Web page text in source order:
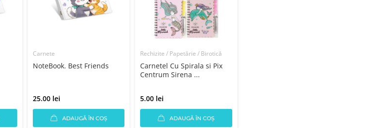
Carnete
NoteBook. Best Friends
25.00 lei
ADAUGĂ ÎN COȘ
Rechizite / Papetărie / Birotică
Carnetel Cu Spirala si Pix
Centrum Sirena ...
5.00 lei
ADAUGĂ ÎN COȘ